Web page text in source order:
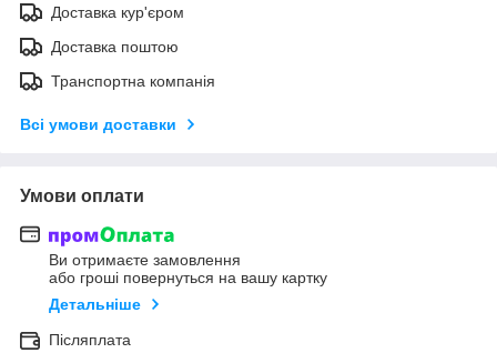
Доставка кур'єром
Доставка поштою
Транспортна компанія
Всі умови доставки
Умови оплати
Ви отримаєте замовлення
або гроші повернуться на вашу картку
Детальніше
Післяплата